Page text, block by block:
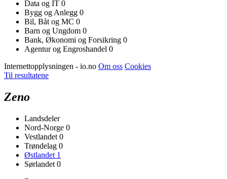
Data og IT 0
Bygg og Anlegg 0
Bil, Båt og MC 0
Barn og Ungdom 0
Bank, Økonomi og Forsikring 0
Agentur og Engroshandel 0
Internettopplysningen - io.no Om oss Cookies
Til resultatene
Zeno
Landsdeler
Nord-Norge 0
Vestlandet 0
Trøndelag 0
Østlandet 1
Sørlandet 0